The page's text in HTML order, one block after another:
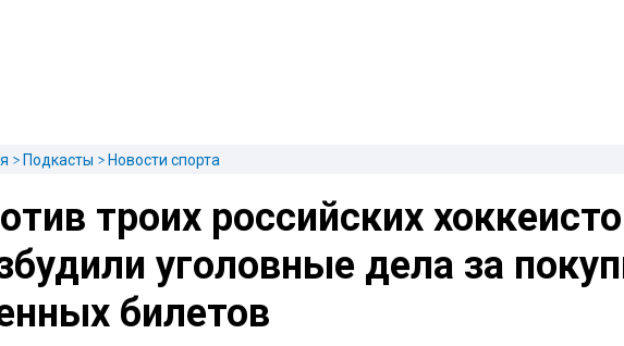
Подкасты Новости спорта
троих российских
уголовные дела за
билетов